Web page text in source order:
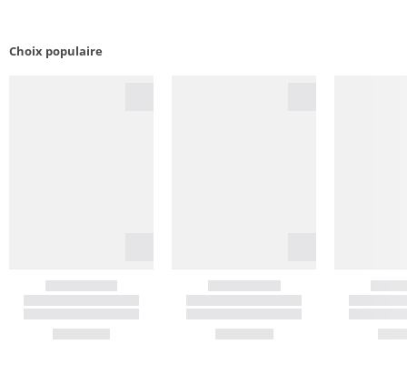
Choix populaire